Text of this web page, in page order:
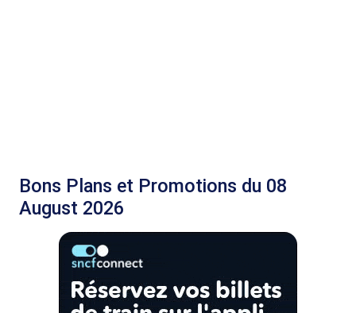
Bons Plans et Promotions du 08
August 2026